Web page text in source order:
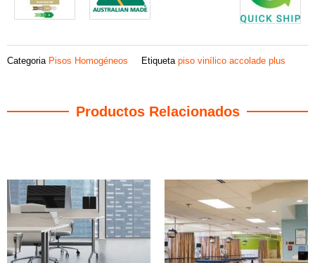
Categoria Pisos Homogéneos Etiqueta piso vinílico accolade plus
Productos Relacionados